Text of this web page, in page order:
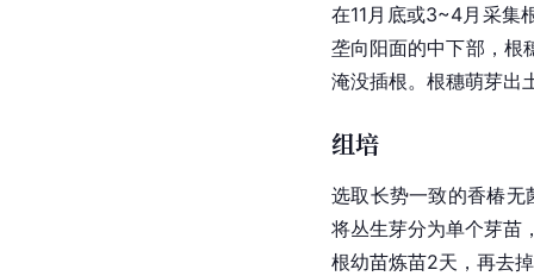
在11月底或3~4月采集
垄向阳面的中下部，根
淹没插根。根穗萌芽出
组培
选取长势一致的香椿
将丛生芽分为单个芽苗
根幼苗炼苗2天，再去